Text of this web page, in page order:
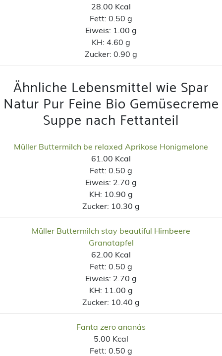
28.00 Kcal
Fett: 0.50 g
Eiweis: 1.00 g
KH: 4.60 g
Zucker: 0.90 g
Ähnliche Lebensmittel wie Spar
Natur Pur Feine Bio Gemüsecreme
Suppe nach Fettanteil
Müller Buttermilch be relaxed Aprikose Honigmelone
61.00 Kcal
Fett: 0.50 g
Eiweis: 2.70 g
KH: 10.90 g
Zucker: 10.30 g
Müller Buttermilch stay beautiful Himbeere
Granatapfel
62.00 Kcal
Fett: 0.50 g
Eiweis: 2.70 g
KH: 11.00 g
Zucker: 10.40 g
Fanta zero ananás
5.00 Kcal
Fett: 0.50 g